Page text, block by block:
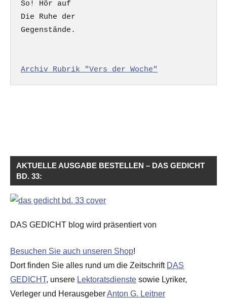
So! Hör auf
Die Ruhe der
Gegenstände.
Archiv Rubrik "Vers der Woche"
AKTUELLE AUSGABE BESTELLEN – DAS GEDICHT
BD. 33:
DAS GEDICHT blog wird präsentiert von
Besuchen Sie auch unseren Shop!
Dort finden Sie alles rund um die Zeitschrift DAS
GEDICHT, unsere Lektoratsdienste sowie Lyriker,
Verleger und HerausgeberAnton G. Leitner